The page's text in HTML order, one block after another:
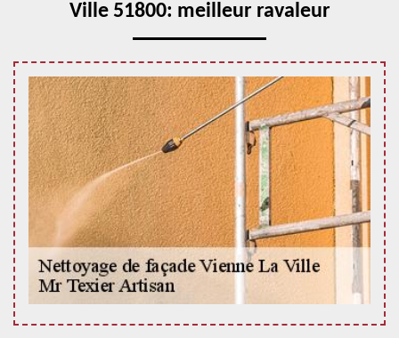
Ville 51800: meilleur ravaleur